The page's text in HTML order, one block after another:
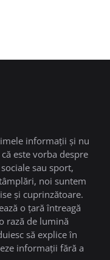
informații și nu
este vorba despre
sau sport,
noi suntem
și cuprinzătoare.
o țară întreagă
rază de lumină
să explice în
informații fără a